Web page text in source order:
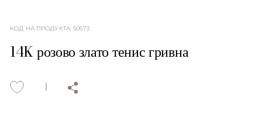
КОД НА ПРОДУКТА:50573
14K розово злато тенис гривна